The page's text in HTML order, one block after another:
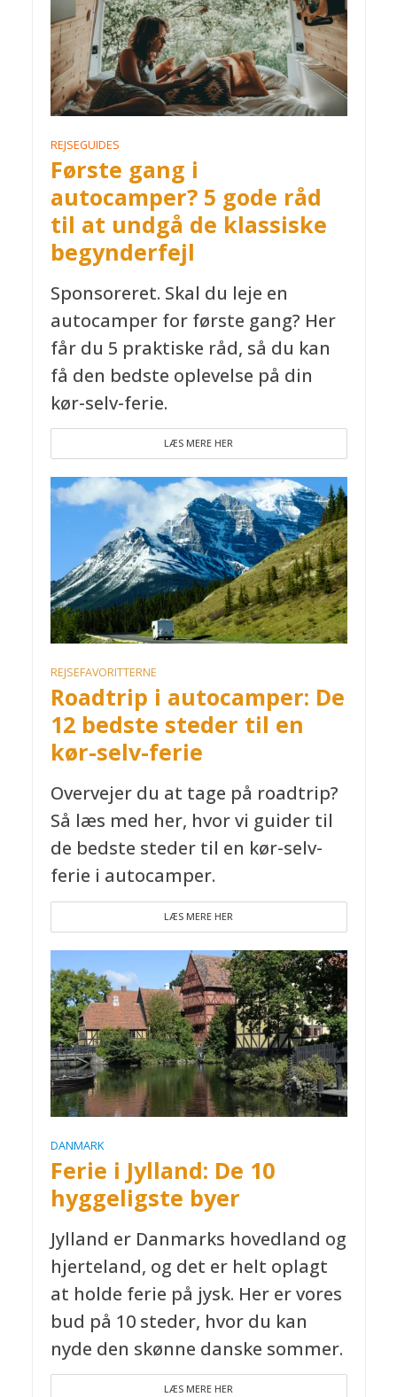
REJSEGUIDES
Første gang i
autocamper? 5 gode råd
til at undgå de klassiske
begynderfejl
Sponsoreret. Skal du leje en
autocamper for første gang? Her
får du 5 praktiske råd, så du kan
få den bedste oplevelse på din
kør-selv-ferie.
LÆS MERE HER
REJSEFAVORITTERNE
Roadtrip i autocamper: De
12 bedste steder til en
kør-selv-ferie
Overvejer du at tage på roadtrip?
Så læs med her, hvor vi guider til
de bedste steder til en kør-selv-
ferie i autocamper.
LÆS MERE HER
DANMARK
Ferie i Jylland: De 10
hyggeligste byer
Jylland er Danmarks hovedland og
hjerteland, og det er helt oplagt
at holde ferie på jysk. Her er vores
bud på 10 steder, hvor du kan
nyde den skønne danske sommer.
LÆS MERE HER